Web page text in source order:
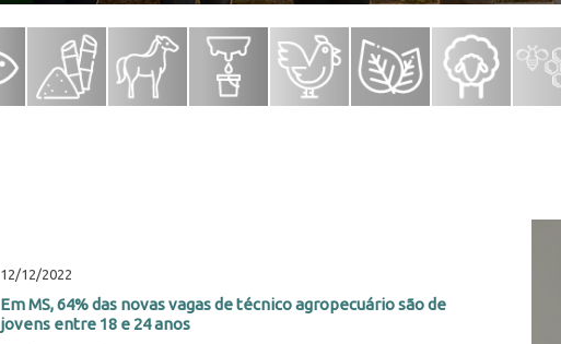
12/12/2022
Em MS, 64% das novas vagas de técnico agropecuário são de
jovens entre 18 e 24 anos